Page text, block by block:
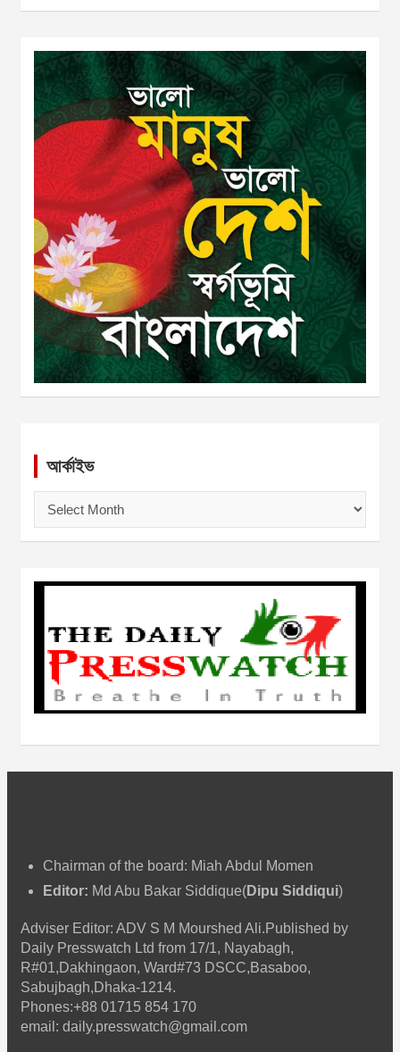
আর্কাইভ
ই
Chairman of the board: Miah Abdul Momen
Editor: Md Abu Bakar Siddique(Dipu Siddiqui)
Adviser Editor: ADV S M Mourshed Ali.Published by
Daily Presswatch Ltd from 17/1, Nayabagh,
R#01,Dakhingaon, Ward#73 DSCC,Basaboo,
Sabujbagh,Dhaka-1214.
Phones:+88 01715 854 170
email: daily.presswatch@gmail.com